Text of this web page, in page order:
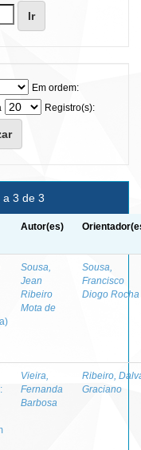
Em ordem:
Registro(s):
a 3 de 3
Autor(es)
Sousa,
Jean
Ribeiro
Mota de
Sousa,
Francisco
Diogo Rocha
Vieira,
Fernanda
Barbosa
Ribeiro,
Graciano